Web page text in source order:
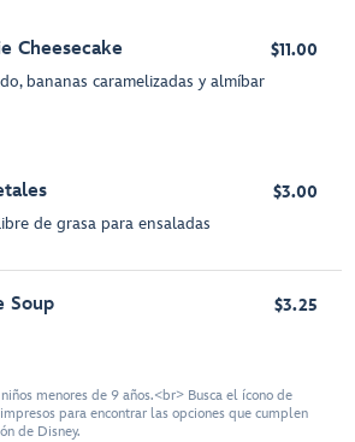
Cheesecake
bananas caramelizadas y almíbar
$11.00
de grasa para ensaladas
$3.00
Soup $3.25
menores de 9 años.<br> Busca el ícono de
para encontrar las opciones que cumplen
de Disney.